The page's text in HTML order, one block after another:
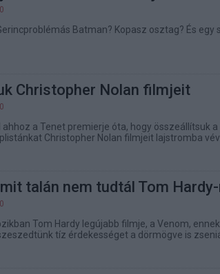
Batman? Kopasz osztag? És egy
Christopher Nolan filmjeit
ahhoz a Tenet premierje óta, hogy összeállítsuk a
Christopher Nolan filmjeit lajstromba
talán nem tudtál Tom
Tom Hardy legújabb filmje, a Venom, ennek
tíz érdekességet a dörmögve is